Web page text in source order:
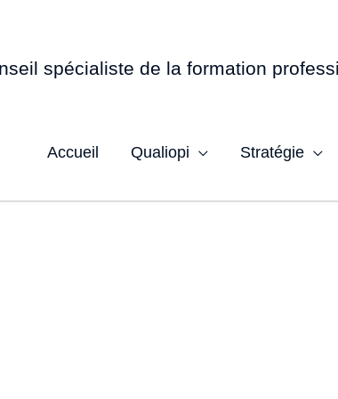
spécialiste de la formation
Accueil Qualiopi Stratégie